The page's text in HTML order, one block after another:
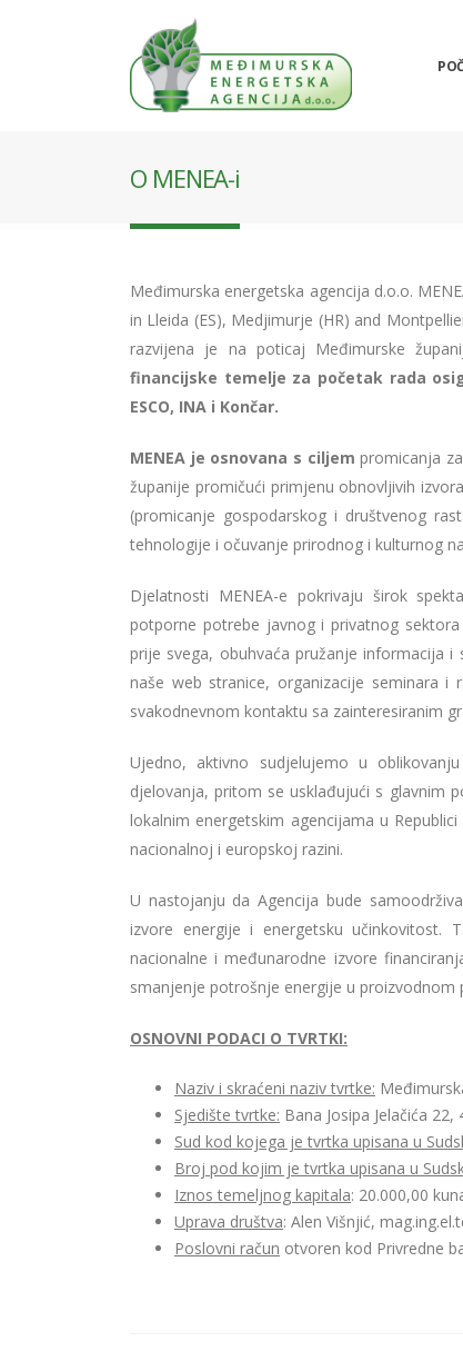
O MENEA-i
Međimurska energetska agencija d.o.o.
in Lleida (ES), Medjimurje (HR) and
razvijena je na poticaj Međimurske
financijske temelje za početak rada
ESCO, INA i Končar.
MENEA je osnovana s ciljempromicanja
županije promičući primjenu obnovljivih
(promicanje gospodarskog i društvenog
tehnologije i očuvanje prirodnog i kulturnog
Djelatnosti MENEA-e pokrivaju širok
potporne potrebe javnog i privatnog
prije svega, obuhvaća pružanje informacija
naše web stranice, organizacije seminara
svakodnevnom kontaktu sa zainteresiranim
Ujedno, aktivno sudjelujemo u
djelovanja, pritom se usklađujući s glavnim
lokalnim energetskim agencijama u
nacionalnoj i europskoj razini.
U nastojanju da Agencija bude
izvore energije i energetsku učinkovitost.
nacionalne i međunarodne izvore
smanjenje potrošnje energije u proizvodnom
OSNOVNI PODACI O TVRTKI:
Naziv i skraćeni naziv tvrtke:
Sjedište tvrtke: Bana Josipa Jelačića 22,
Sud kod kojega je tvrtka upisana u
Broj pod kojim je tvrtka upisana u
Iznos temeljnog kapitala: 20.000,00
Uprava društva: Alen Višnjić,
Poslovni račun otvoren kod Privredne